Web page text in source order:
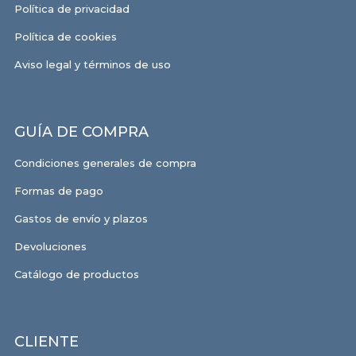
Política de privacidad
Política de cookies
Aviso legal y términos de uso
GUÍA DE COMPRA
Condiciones generales de compra
Formas de pago
Gastos de envío y plazos
Devoluciones
Catálogo de productos
CLIENTE